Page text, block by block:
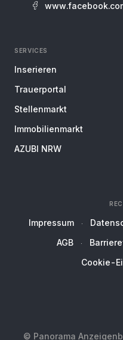
SERVICES
Inserieren
Trauerportal
Stellenmarkt
Immobilienmarkt
AZUBI NRW
Impressum
AGB
Cookie-
© Panorama